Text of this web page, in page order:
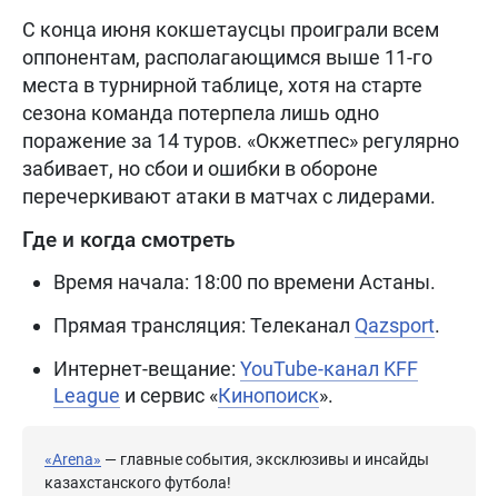
С конца июня кокшетаусцы проиграли всем
оппонентам, располагающимся выше 11-го
места в турнирной таблице, хотя на старте
сезона команда потерпела лишь одно
поражение за 14 туров. «Окжетпес» регулярно
забивает, но сбои и ошибки в обороне
перечеркивают атаки в матчах с лидерами.
Где и когда смотреть
Время начала: 18:00 по времени Астаны.
Прямая трансляция: Телеканал Qazsport.
Интернет-вещание: YouTube-канал KFF
League и сервис «Кинопоиск».
«Arena» — главные события, эксклюзивы и инсайды
казахстанского футбола!